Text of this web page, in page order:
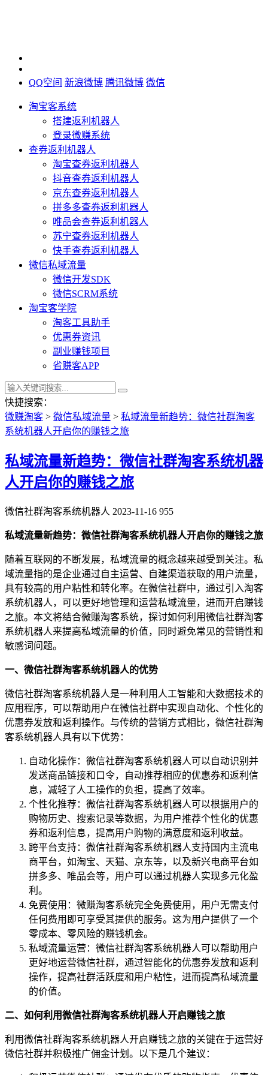
QQ空间 新浪微博 腾讯微博 微信
淘宝客系统
搭建返利机器人
登录微赚系统
查券返利机器人
淘宝查券返利机器人
抖音查券返利机器人
京东查券返利机器人
拼多多查券返利机器人
唯品会查券返利机器人
苏宁查券返利机器人
快手查券返利机器人
微信私域流量
微信开发SDK
微信SCRM系统
淘宝客学院
淘客工具助手
优惠券资讯
副业赚钱项目
省赚客APP
快捷搜索：
微赚淘客 > 微信私域流量 > 私域流量新趋势：微信社群淘客
系统机器人开启你的赚钱之旅
私域流量新趋势：微信社群淘客系统机器
人开启你的赚钱之旅
微信社群淘客系统机器人 2023-11-16 955
私域流量新趋势：微信社群淘客系统机器人开启你的赚钱之旅
随着互联网的不断发展，私域流量的概念越来越受到关注。私
域流量指的是企业通过自主运营、自建渠道获取的用户流量，
具有较高的用户粘性和转化率。在微信社群中，通过引入淘客
系统机器人，可以更好地管理和运营私域流量，进而开启赚钱
之旅。本文将结合微赚淘客系统，探讨如何利用微信社群淘客
系统机器人来提高私域流量的价值，同时避免常见的营销性和
敏感词问题。
一、微信社群淘客系统机器人的优势
微信社群淘客系统机器人是一种利用人工智能和大数据技术的
应用程序，可以帮助用户在微信社群中实现自动化、个性化的
优惠券发放和返利操作。与传统的营销方式相比，微信社群淘
客系统机器人具有以下优势：
自动化操作：微信社群淘客系统机器人可以自动识别并
发送商品链接和口令，自动推荐相应的优惠券和返利信
息，减轻了人工操作的负担，提高了效率。
个性化推荐：微信社群淘客系统机器人可以根据用户的
购物历史、搜索记录等数据，为用户推荐个性化的优惠
券和返利信息，提高用户购物的满意度和返利收益。
跨平台支持：微信社群淘客系统机器人支持国内主流电
商平台，如淘宝、天猫、京东等，以及新兴电商平台如
拼多多、唯品会等，用户可以通过机器人实现多元化盈
利。
免费使用：微赚淘客系统完全免费使用，用户无需支付
任何费用即可享受其提供的服务。这为用户提供了一个
零成本、零风险的赚钱机会。
私域流量运营：微信社群淘客系统机器人可以帮助用户
更好地运营微信社群，通过智能化的优惠券发放和返利
操作，提高社群活跃度和用户粘性，进而提高私域流量
的价值。
二、如何利用微信社群淘客系统机器人开启赚钱之旅
利用微信社群淘客系统机器人开启赚钱之旅的关键在于运营好
微信社群并积极推广佣金计划。以下是几个建议：